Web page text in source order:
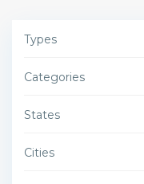
Types
Categories
States
Cities